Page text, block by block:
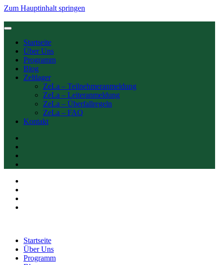
Zum Hauptinhalt springen
Startseite
Über Uns
Programm
Blog
Zeltlager
ZeLa – Teilnehmeranmeldung
ZeLa – Leiteranmeldung
ZeLa – Überfallregeln
ZeLa – FAQ
Kontakt
Startseite
Über Uns
Programm